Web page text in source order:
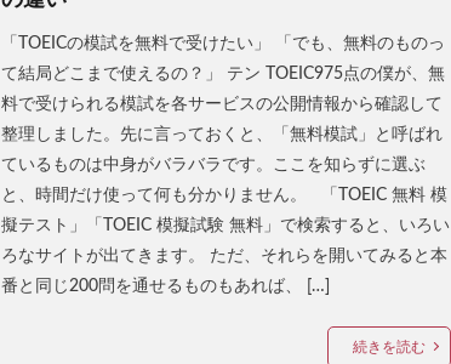
「TOEICの模試を無料で受けたい」 「でも、無料のものっ
て結局どこまで使えるの？」 テン TOEIC975点の僕が、無
料で受けられる模試を各サービスの公開情報から確認して
整理しました。先に言っておくと、「無料模試」と呼ばれ
ているものは中身がバラバラです。ここを知らずに選ぶ
と、時間だけ使って何も分かりません。 「TOEIC 無料 模
擬テスト」「TOEIC 模擬試験 無料」で検索すると、いろい
ろなサイトが出てきます。 ただ、それらを開いてみると本
番と同じ200問を通せるものもあれば、 […]
続きを読む